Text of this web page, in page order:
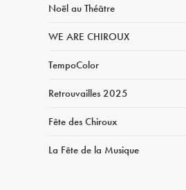
Noël au Théâtre
WE ARE CHIROUX
TempoColor
Retrouvailles 2025
Fête des Chiroux
La Fête de la Musique